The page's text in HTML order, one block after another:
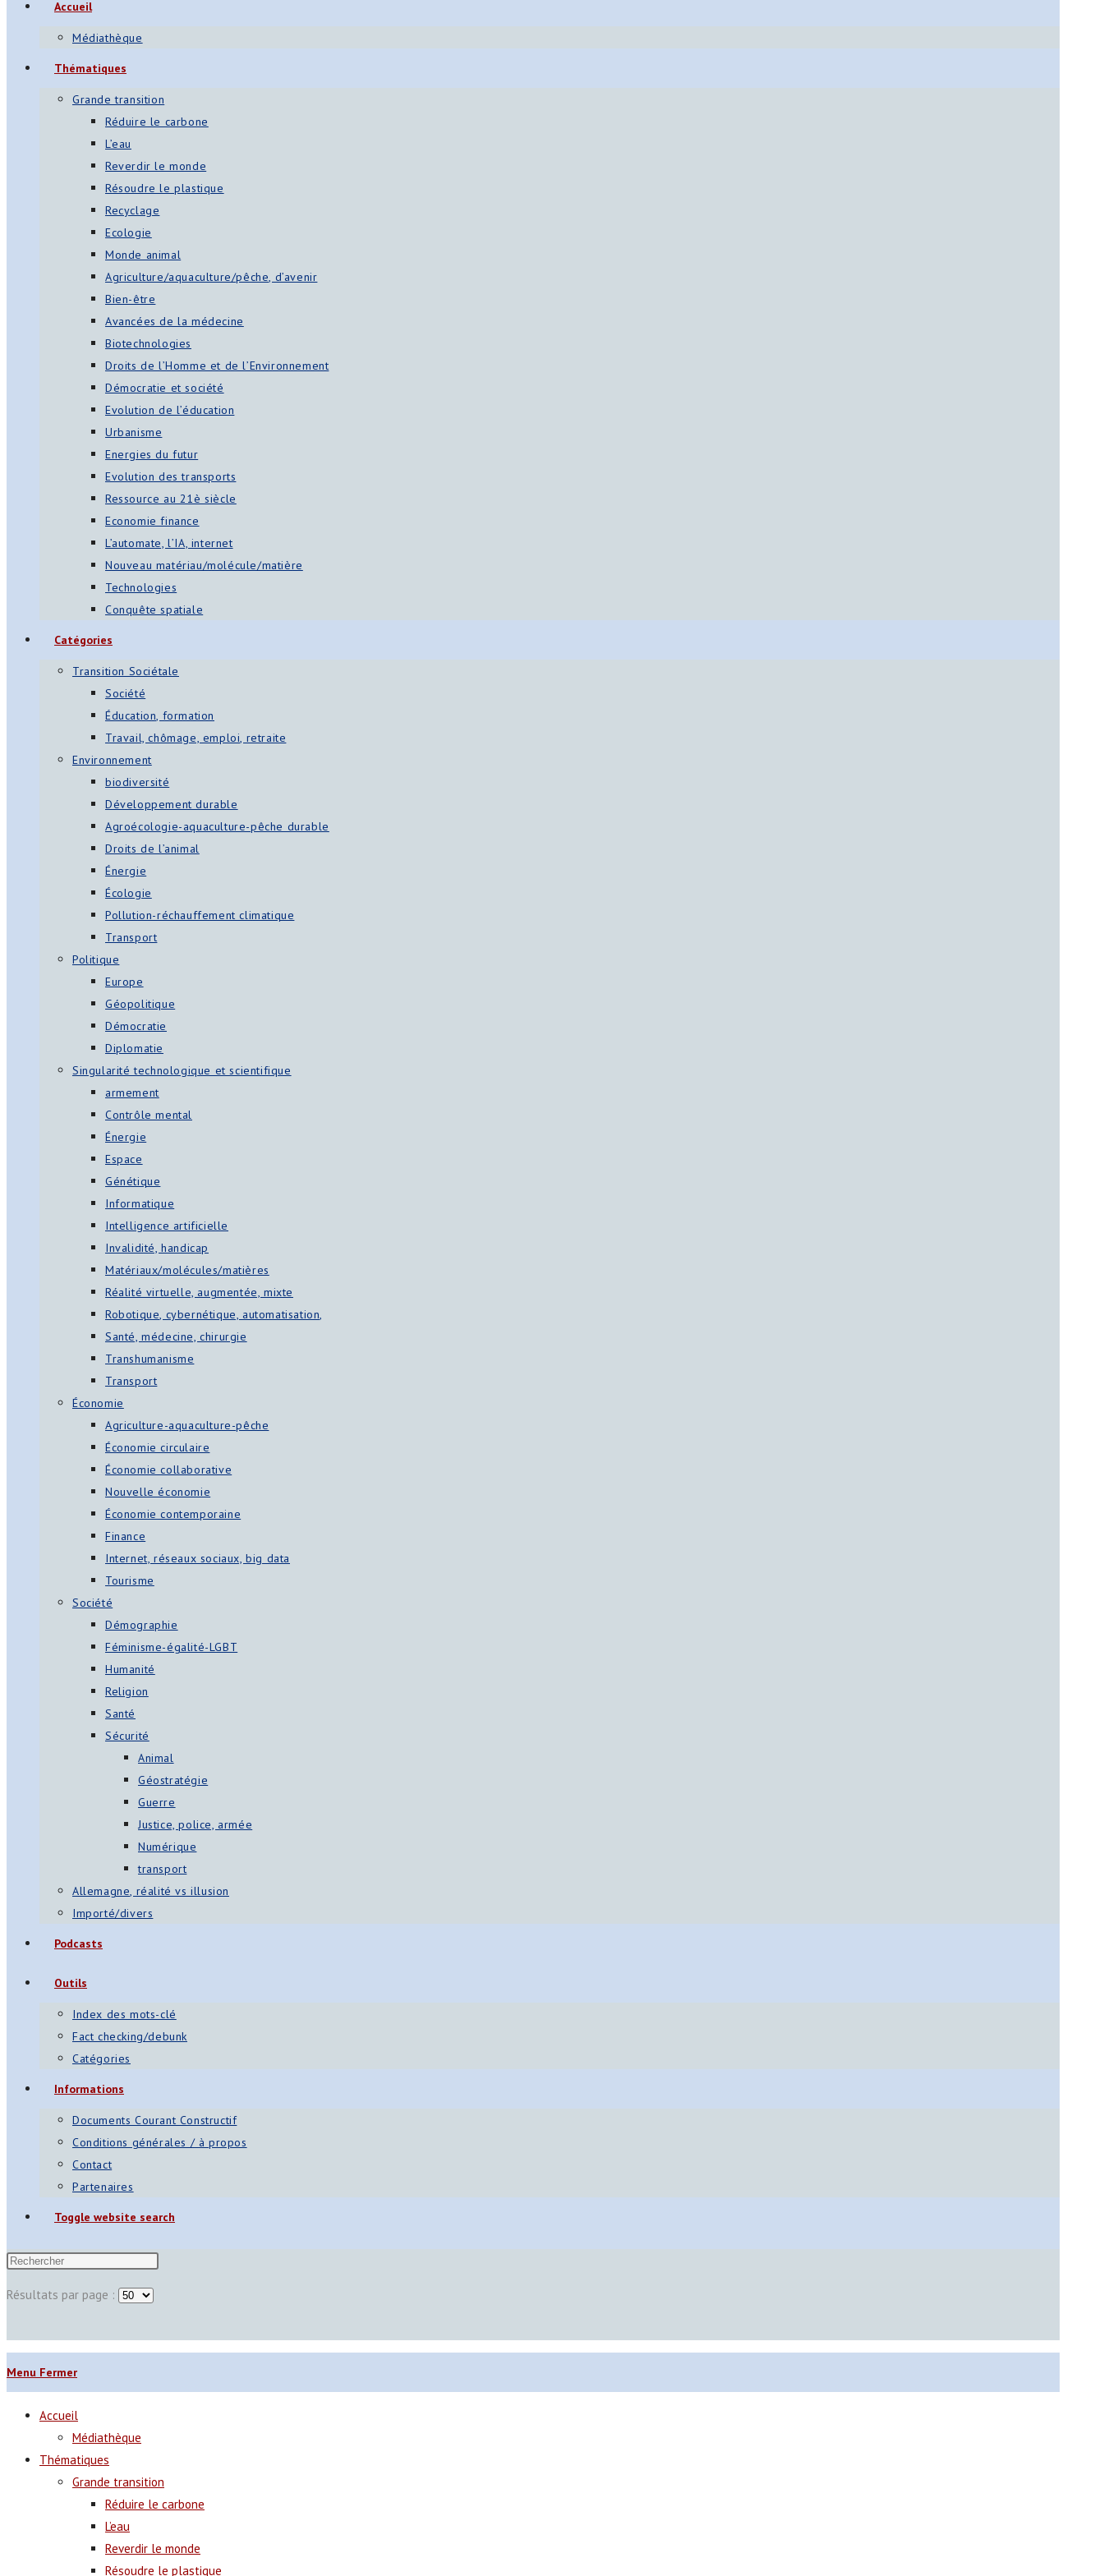
Accueil
Médiathèque
Thématiques
Grande transition
Réduire le carbone
L’eau
Reverdir le monde
Résoudre le plastique
Recyclage
Ecologie
Monde animal
Agriculture/aquaculture/pêche, d’avenir
Bien-être
Avancées de la médecine
Biotechnologies
Droits de l’Homme et de l’Environnement
Démocratie et société
Evolution de l’éducation
Urbanisme
Energies du futur
Evolution des transports
Ressource au 21è siècle
Economie finance
L’automate, l’IA, internet
Nouveau matériau/molécule/matière
Technologies
Conquête spatiale
Catégories
Transition Sociétale
Société
Éducation, formation
Travail, chômage, emploi, retraite
Environnement
biodiversité
Développement durable
Agroécologie-aquaculture-pêche durable
Droits de l’animal
Énergie
Écologie
Pollution-réchauffement climatique
Transport
Politique
Europe
Géopolitique
Démocratie
Diplomatie
Singularité technologique et scientifique
armement
Contrôle mental
Énergie
Espace
Génétique
Informatique
Intelligence artificielle
Invalidité, handicap
Matériaux/molécules/matières
Réalité virtuelle, augmentée, mixte
Robotique, cybernétique, automatisation,
Santé, médecine, chirurgie
Transhumanisme
Transport
Économie
Agriculture-aquaculture-pêche
Économie circulaire
Économie collaborative
Nouvelle économie
Économie contemporaine
Finance
Internet, réseaux sociaux, big data
Tourisme
Société
Démographie
Féminisme-égalité-LGBT
Humanité
Religion
Santé
Sécurité
Animal
Géostratégie
Guerre
Justice, police, armée
Numérique
transport
Allemagne, réalité vs illusion
Importé/divers
Podcasts
Outils
Index des mots-clé
Fact checking/debunk
Catégories
Informations
Documents Courant Constructif
Conditions générales / à propos
Contact
Partenaires
Toggle website search
Résultats par page :
Menu Fermer
Accueil
Médiathèque
Thématiques
Grande transition
Réduire le carbone
L’eau
Reverdir le monde
Résoudre le plastique